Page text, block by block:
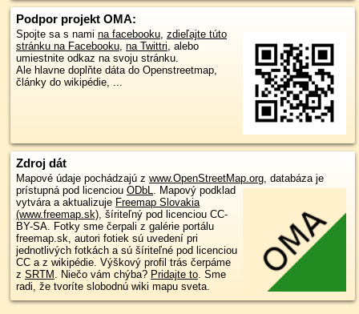
Podpor projekt OMA:
Spojte sa s nami na facebooku, zdieľajte túto
stránku na Facebooku, na Twittri, alebo
umiestnite odkaz na svoju stránku.
Ale hlavne doplňte dáta do Openstreetmap,
články do wikipédie, ...
Zdroj dát
Mapové údaje pochádzajú z www.OpenStreetMap.org, databáza je
prístupná pod licenciou ODbL. Mapový podklad
vytvára a aktualizuje Freemap Slovakia
(www.freemap.sk), šíriteľný pod licenciou CC-
BY-SA. Fotky sme čerpali z galérie portálu
freemap.sk, autori fotiek sú uvedení pri
jednotlivých fotkách a sú šíriteľné pod licenciou
CC a z wikipédie. Výškový profil trás čerpáme
z SRTM . Niečo vám chýba? Pridajte to. Sme
radi, že tvoríte slobodnú wiki mapu sveta.